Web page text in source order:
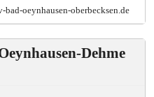
bad-oeynhausen-oberbecksen.de
Dehme